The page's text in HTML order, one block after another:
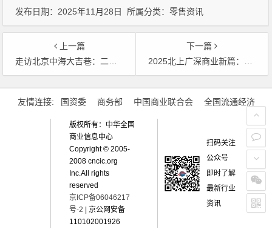
发布日期：2025年11月28日 所属分类：零售资讯
上一篇
走访北京中海大吉巷：二环内的商业新地标
下一篇
2025北上广深商业新篇：标杆项目引领城市商业发展
文章导航
友情连接:
国资委 商务部 中国商业联合会 全国流通经济
版权所有：中华全国
商业信息中心
Copyright © 2005-
2008 cncic.org
Inc.All rights
reserved
京ICP备06046217
号-2 | 京公网安备
110102001926
扫码关注
公众号
即时了解
最新行业
资讯